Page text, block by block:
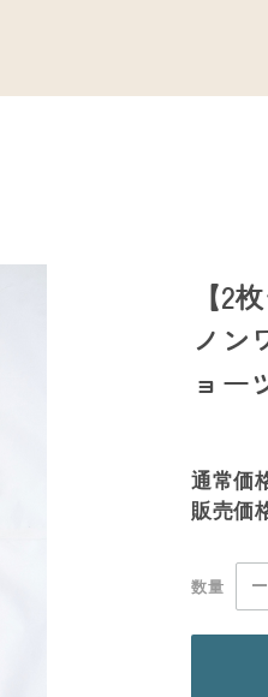
【2
ノン
ョー
通常価
販売価
数量